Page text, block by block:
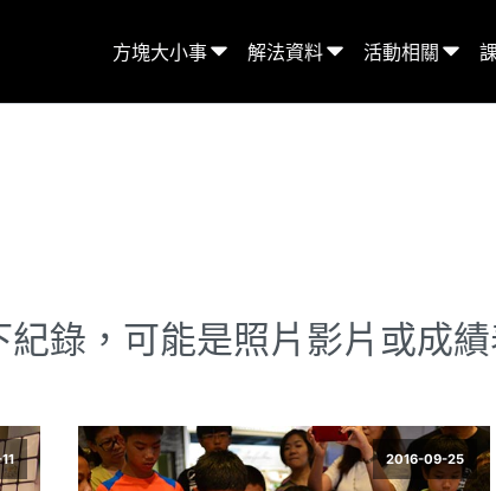
方塊大小事 解法資料 活動相關
錄，可能是照片影片或成
2016-09-25